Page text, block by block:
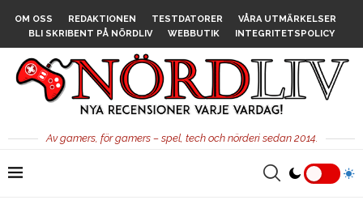
OM OSS REDAKTIONEN TESTDATORER
VÅRA UTMÄRKELSER
BLI SKRIBENT PÅ NÖRDLIV
WEBBUTIK INTEGRITETSPOLICY
Av gamers, för gamers – spel, tech och nörderi sedan 2014.